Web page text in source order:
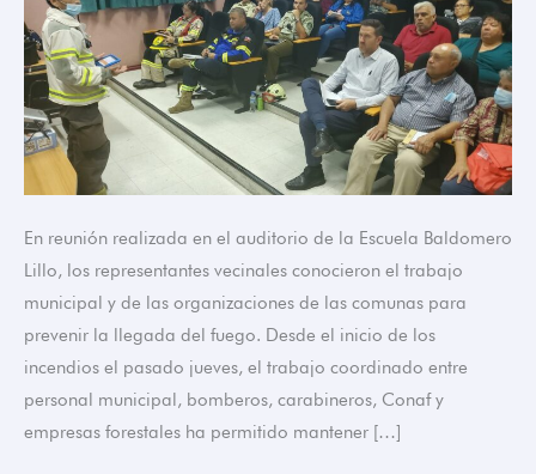
En reunión realizada en el auditorio de la Escuela Baldomero
Lillo, los representantes vecinales conocieron el trabajo
municipal y de las organizaciones de las comunas para
prevenir la llegada del fuego. Desde el inicio de los
incendios el pasado jueves, el trabajo coordinado entre
personal municipal, bomberos, carabineros, Conaf y
empresas forestales ha permitido mantener […]
emergencia